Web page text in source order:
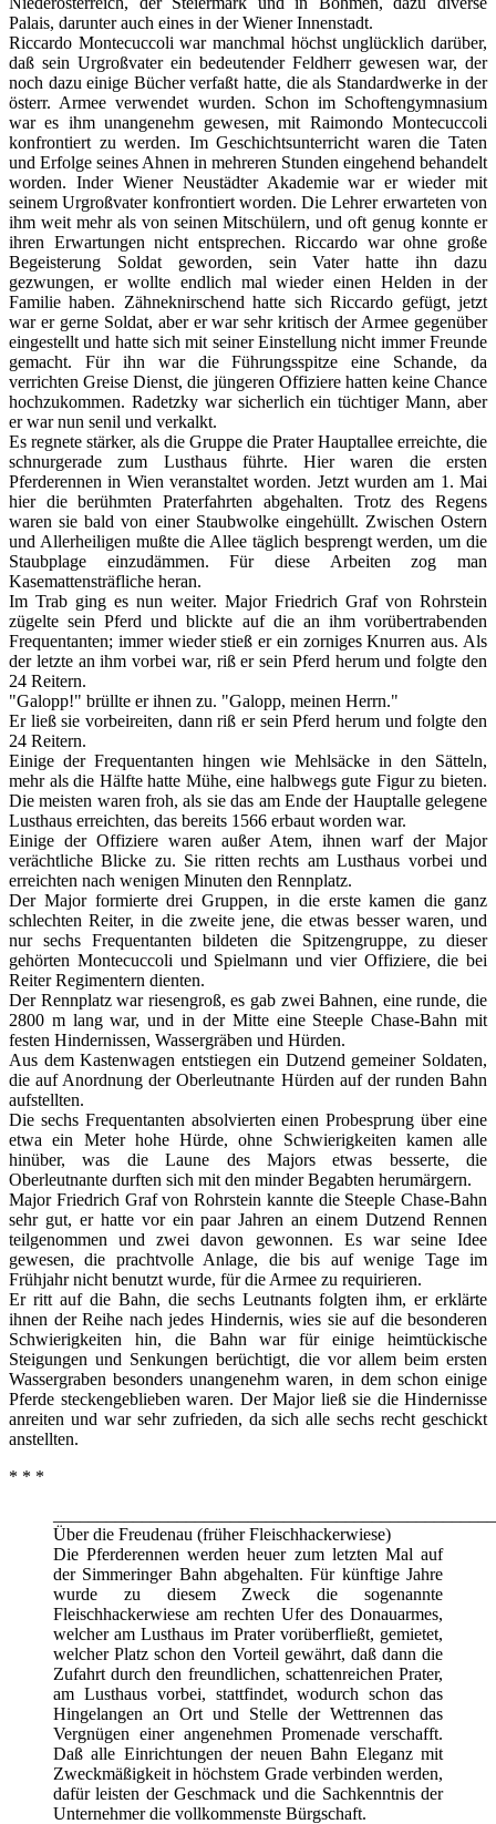
Palais, darunter auch eines in der Wiener Innenstadt.
Riccardo Montecuccoli war manchmal höchst unglücklich darüber,
daß sein Urgroßvater ein bedeutender Feldherr gewesen war, der
noch dazu einige Bücher verfaßt hatte, die als Standardwerke in der
österr. Armee verwendet wurden. Schon im Schoftengymnasium
war es ihm unangenehm gewesen, mit Raimondo Montecuccoli
konfrontiert zu werden. Im Geschichtsunterricht waren die Taten
und Erfolge seines Ahnen in mehreren Stunden eingehend behandelt
worden. Inder Wiener Neustädter Akademie war er wieder mit
seinem Urgroßvater konfrontiert worden. Die Lehrer erwarteten von
ihm weit mehr als von seinen Mitschülern, und oft genug konnte er
ihren Erwartungen nicht entsprechen. Riccardo war ohne große
Begeisterung Soldat geworden, sein Vater hatte ihn dazu
gezwungen, er wollte endlich mal wieder einen Helden in der
Familie haben. Zähneknirschend hatte sich Riccardo gefügt, jetzt
war er gerne Soldat, aber er war sehr kritisch der Armee gegenüber
eingestellt und hatte sich mit seiner Einstellung nicht immer Freunde
gemacht. Für ihn war die Führungsspitze eine Schande, da
verrichten Greise Dienst, die jüngeren Offiziere hatten keine Chance
hochzukommen. Radetzky war sicherlich ein tüchtiger Mann, aber
er war nun senil und verkalkt.
Es regnete stärker, als die Gruppe die Prater Hauptallee erreichte, die
schnurgerade zum Lusthaus führte. Hier waren die ersten
Pferderennen in Wien veranstaltet worden. Jetzt wurden am 1. Mai
hier die berühmten Praterfahrten abgehalten. Trotz des Regens
waren sie bald von einer Staubwolke eingehüllt. Zwischen Ostern
und Allerheiligen mußte die Allee täglich besprengt werden, um die
Staubplage einzudämmen. Für diese Arbeiten zog man
Kasemattensträfliche heran.
Im Trab ging es nun weiter. Major Friedrich Graf von Rohrstein
zügelte sein Pferd und blickte auf die an ihm vorübertrabenden
Frequentanten; immer wieder stieß er ein zorniges Knurren aus. Als
der letzte an ihm vorbei war, riß er sein Pferd herum und folgte den
24 Reitern.
"Galopp!" brüllte er ihnen zu. "Galopp, meinen Herrn."
Er ließ sie vorbeireiten, dann riß er sein Pferd herum und folgte den
24 Reitern.
Einige der Frequentanten hingen wie Mehlsäcke in den Sätteln,
mehr als die Hälfte hatte Mühe, eine halbwegs gute Figur zu bieten.
Die meisten waren froh, als sie das am Ende der Hauptalle gelegene
Lusthaus erreichten, das bereits 1566 erbaut worden war.
Einige der Offiziere waren außer Atem, ihnen warf der Major
verächtliche Blicke zu. Sie ritten rechts am Lusthaus vorbei und
erreichten nach wenigen Minuten den Rennplatz.
Der Major formierte drei Gruppen, in die erste kamen die ganz
schlechten Reiter, in die zweite jene, die etwas besser waren, und
nur sechs Frequentanten bildeten die Spitzengruppe, zu dieser
gehörten Montecuccoli und Spielmann und vier Offiziere, die bei
Reiter Regimentern dienten.
Der Rennplatz war riesengroß, es gab zwei Bahnen, eine runde, die
2800 m lang war, und in der Mitte eine Steeple Chase-Bahn mit
festen Hindernissen, Wassergräben und Hürden.
Aus dem Kastenwagen entstiegen ein Dutzend gemeiner Soldaten,
die auf Anordnung der Oberleutnante Hürden auf der runden Bahn
aufstellten.
Die sechs Frequentanten absolvierten einen Probesprung über eine
etwa ein Meter hohe Hürde, ohne Schwierigkeiten kamen alle
hinüber, was die Laune des Majors etwas besserte, die
Oberleutnante durften sich mit den minder Begabten herumärgern.
Major Friedrich Graf von Rohrstein kannte die Steeple Chase-Bahn
sehr gut, er hatte vor ein paar Jahren an einem Dutzend Rennen
teilgenommen und zwei davon gewonnen. Es war seine Idee
gewesen, die prachtvolle Anlage, die bis auf wenige Tage im
Frühjahr nicht benutzt wurde, für die Armee zu requirieren.
Er ritt auf die Bahn, die sechs Leutnants folgten ihm, er erklärte
ihnen der Reihe nach jedes Hindernis, wies sie auf die besonderen
Schwierigkeiten hin, die Bahn war für einige heimtückische
Steigungen und Senkungen berüchtigt, die vor allem beim ersten
Wassergraben besonders unangenehm waren, in dem schon einige
Pferde steckengeblieben waren. Der Major ließ sie die Hindernisse
anreiten und war sehr zufrieden, da sich alle sechs recht geschickt
anstellten.
* * *
Über die Freudenau (früher Fleischhackerwiese)
Die Pferderennen werden heuer zum letzten Mal auf
der Simmeringer Bahn abgehalten. Für künftige Jahre
wurde zu diesem Zweck die sogenannte
Fleischhackerwiese am rechten Ufer des Donauarmes,
welcher am Lusthaus im Prater vorüberfließt, gemietet,
welcher Platz schon den Vorteil gewährt, daß dann die
Zufahrt durch den freundlichen, schattenreichen Prater,
am Lusthaus vorbei, stattfindet, wodurch schon das
Hingelangen an Ort und Stelle der Wettrennen das
Vergnügen einer angenehmen Promenade verschafft.
Daß alle Einrichtungen der neuen Bahn Eleganz mit
Zweckmäßigkeit in höchstem Grade verbinden werden,
dafür leisten der Geschmack und die Sachkenntnis der
Unternehmer die vollkommenste Bürgschaft.